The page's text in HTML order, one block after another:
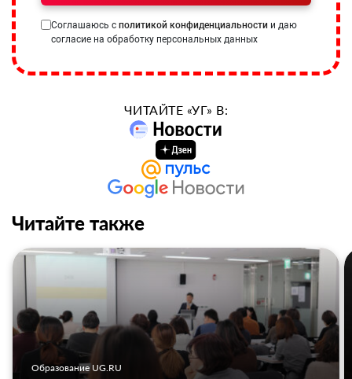
Соглашаюсь с политикой конфиденциальности и даю
согласие на обработку персональных данных
ЧИТАЙТЕ «УГ» В:
Читайте также
Образование UG.RU